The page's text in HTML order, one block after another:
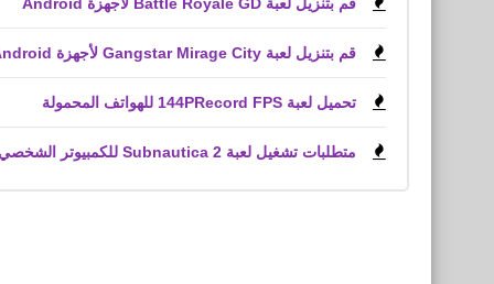
قم بتنزيل لعبة Gangstar Mirage City لأجهزة Android و iPhone (APK)
تحميل لعبة 144PRecord FPS للهواتف المحمولة
متطلبات تشغيل لعبة Subnautica 2 للكمبيوتر الشخصي